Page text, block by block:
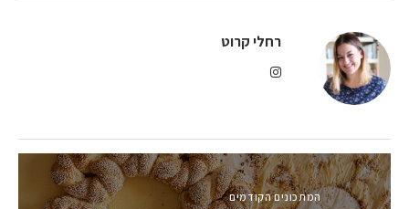
רחלי קרוט
המתכונים הקודמים